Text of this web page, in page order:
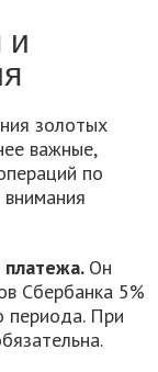
и
золотых
важные,
по
Он
Сбербанка 5%
периода. При